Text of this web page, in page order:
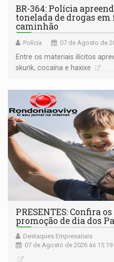
BR-364: Polícia
tonelada de drogas
caminhão
Polícia 07 de Agosto de
Entre os materiais ilícitos
skunk, cocaína e haxixe
PRESENTES: Confira
promoção de dia dos
Destaques Empresariais
07 de Agosto de 2026 às 15:19